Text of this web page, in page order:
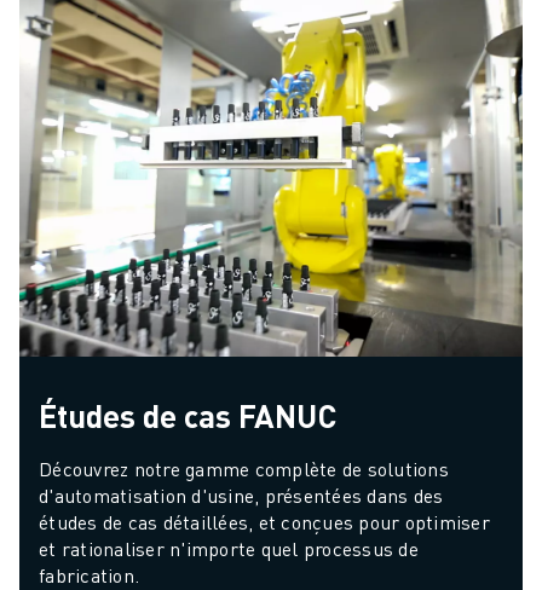
Études de cas FANUC
Découvrez notre gamme complète de solutions
d'automatisation d'usine, présentées dans des
études de cas détaillées, et conçues pour optimiser
et rationaliser n'importe quel processus de
fabrication.